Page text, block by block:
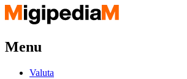
Menu
Valuta